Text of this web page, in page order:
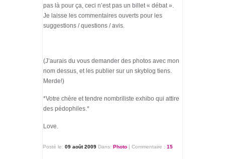
pas là pour ça, ceci n’est pas un billet « débat ».
Je laisse les commentaires ouverts pour les
suggestions / questions / avis.
(J’aurais du vous demander des photos avec mon
nom dessus, et les publier sur un skyblog tiens.
Merde!)
*Votre chère et tendre nombriliste exhibo qui attire
des pédophiles.*
Love.
Posté le: 09 août 2009 Dans: Photo | Commentaire : 15